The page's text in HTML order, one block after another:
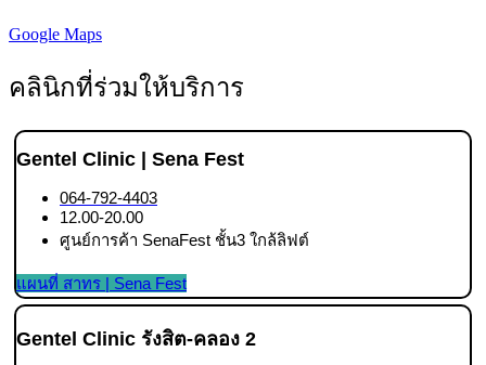
Google Maps
คลินิกที่ร่วมให้บริการ
Gentel Clinic | Sena Fest
064-792-4403
12.00-20.00
ศูนย์การค้า SenaFest ชั้น3 ใกล้ลิฟต์
แผนที่ สาทร | Sena Fest
Gentel Clinic รังสิต-คลอง 2